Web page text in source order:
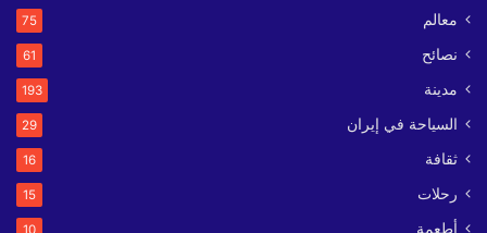
معالم 75
نصائح 61
مدينة 193
السياحة في إيران 29
ثقافة 16
رحلات 15
أطعمة